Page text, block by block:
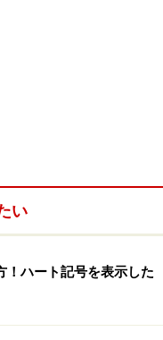
い
！ハート記号を表示した